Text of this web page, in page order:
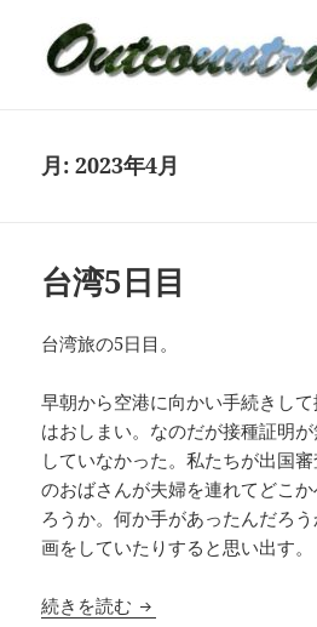
月:2023年4月
台湾5日目
台湾旅の5日目。
早朝から空港に向かい手続きし
はおしまい。なのだが接種証明
していなかった。私たちが出国
のおばさんが夫婦を連れてどこ
ろうか。何か手があったんだろ
画をしていたりすると思い出す。
続きを読む 台湾5日目